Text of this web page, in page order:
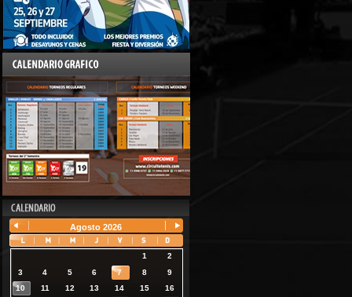
Agosto 2026
1
2
3
4 5 6 7 8
9
10
11 12 13 14 15
16